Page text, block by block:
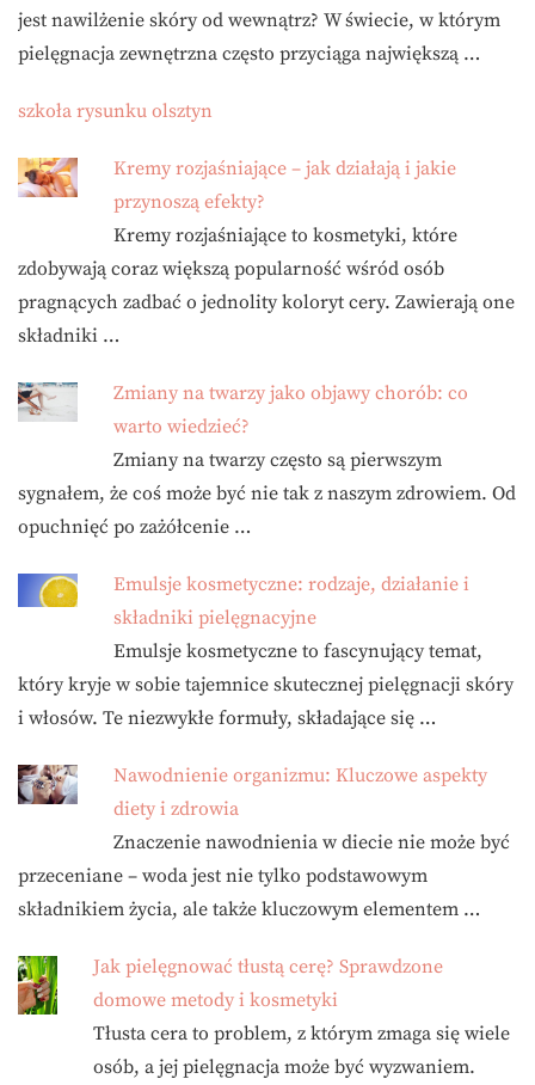
jest nawilżenie skóry od wewnątrz? W świecie, w którym
pielęgnacja zewnętrzna często przyciąga największą …
szkoła rysunku olsztyn
Kremy rozjaśniające – jak działają i jakie
przynoszą efekty?
Kremy rozjaśniające to kosmetyki, które
zdobywają coraz większą popularność wśród osób
pragnących zadbać o jednolity koloryt cery. Zawierają one
składniki …
Zmiany na twarzy jako objawy chorób: co
warto wiedzieć?
Zmiany na twarzy często są pierwszym
sygnałem, że coś może być nie tak z naszym zdrowiem. Od
opuchnięć po zażółcenie …
Emulsje kosmetyczne: rodzaje, działanie i
składniki pielęgnacyjne
Emulsje kosmetyczne to fascynujący temat,
który kryje w sobie tajemnice skutecznej pielęgnacji skóry
i włosów. Te niezwykłe formuły, składające się …
Nawodnienie organizmu: Kluczowe aspekty
diety i zdrowia
Znaczenie nawodnienia w diecie nie może być
przeceniane – woda jest nie tylko podstawowym
składnikiem życia, ale także kluczowym elementem …
Jak pielęgnować tłustą cerę? Sprawdzone
domowe metody i kosmetyki
Tłusta cera to problem, z którym zmaga się wiele
osób, a jej pielęgnacja może być wyzwaniem.